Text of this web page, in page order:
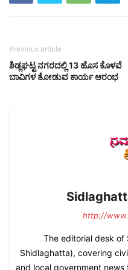
Previous article
ಶಿಡ್ಲಘಟ್ಟ ನಗರದಲ್ಲಿ 13 ಹೊಸ ಕೊಳವೆ
ಬಾವಿಗಳ ತೋಡುವ ಕಾರ್ಯ ಆರಂಭ
http://
The editorial desk of
Shidlaghatta), covering
and local government